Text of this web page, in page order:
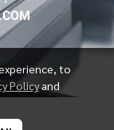
to
Policyand